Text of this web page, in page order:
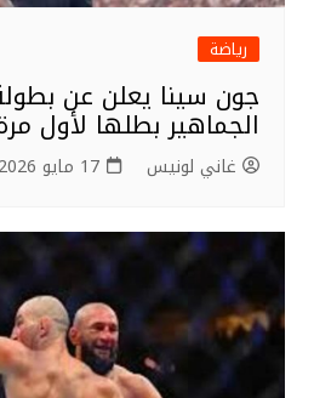
رياضة
جون سينا يعلن عن
الجماهير بطلها لأول
غاني لونيس 17 مايو 2026